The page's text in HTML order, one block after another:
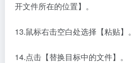
开文件所在的位置】。
13.鼠标右击空白处选择【粘贴】。
14.点击【替换目标中的文件】。